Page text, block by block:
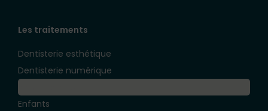
Les traitements
Dentisterie esthétique
Dentisterie numérique
Enfants